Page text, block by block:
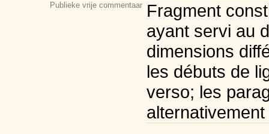
Publieke vrije commentaar Fragment
ayant servi au
dimensions
les débuts de
verso; les